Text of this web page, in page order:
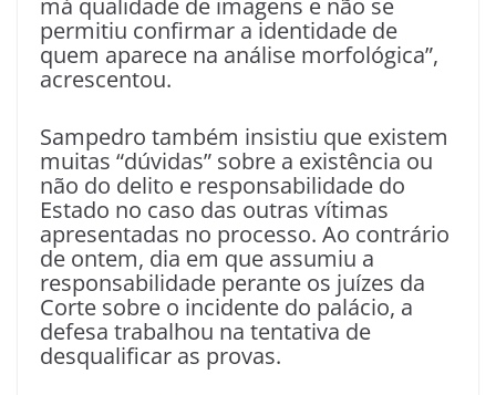
má qualidade de imagens e não se
permitiu confirmar a identidade de
quem aparece na análise morfológica”,
acrescentou.
Sampedro também insistiu que existem
muitas “dúvidas” sobre a existência ou
não do delito e responsabilidade do
Estado no caso das outras vítimas
apresentadas no processo. Ao contrário
de ontem, dia em que assumiu a
responsabilidade perante os juízes da
Corte sobre o incidente do palácio, a
defesa trabalhou na tentativa de
desqualificar as provas.